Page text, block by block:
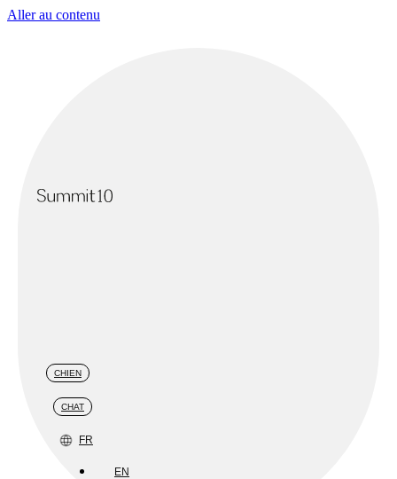
Aller au contenu
CHIEN
CHAT
FR
EN